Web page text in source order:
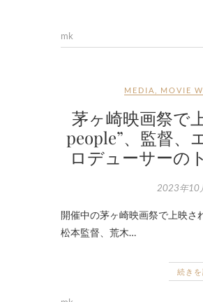
mk
MEDIA MOVIE
茅ヶ崎映画祭で
people”、監督、
ロデューサーの
2023年10
開催中の茅ヶ崎映画祭で上映さ
松本監督、荒木…
続き